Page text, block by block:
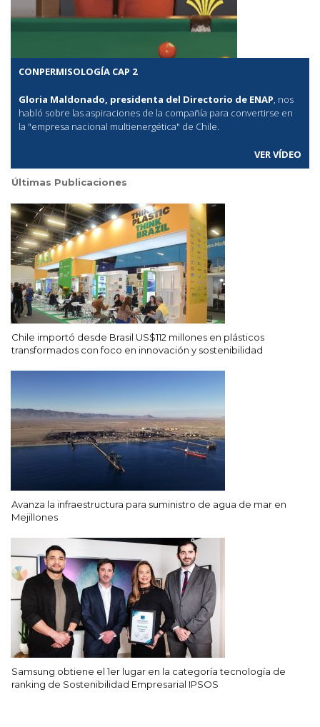
CONPERMISOLOGÍA CAP 2
Gloria Maldonado, presidenta del Directorio de ENAP , nos
habló sobre las aspiraciones de la compañía para convertirse en
la "empresa nacional multienergética" de Chile.
VER VÍDEO
Últimas Publicaciones
Chile importó desde Brasil US$112 millones en plásticos
transformados con foco en innovación y sostenibilidad
Avanza la infraestructura para suministro de agua de mar en
Mejillones
Samsung obtiene el 1er lugar en la categoría tecnología de
ranking de Sostenibilidad Empresarial IPSOS